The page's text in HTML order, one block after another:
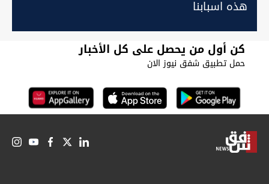
هذه اسبابنا
كن أول من يحصل على كل الأخبار
حمل تطبيق شفق نيوز الان